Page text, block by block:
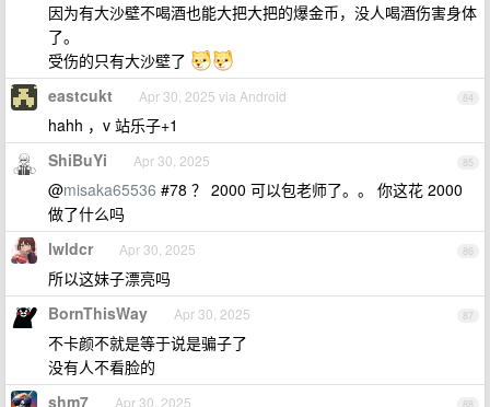
因为有大沙壁不喝酒也能大把大把的爆金币，没人喝酒伤害身体
了。
受伤的只有大沙壁了
84
eastcukt Apr 30, 2025 via Android
hahh ，v 站乐子+1
85
ShiBuYi Apr 30, 2025
@misaka65536 #78 ？ 2000 可以包老师了。。 你这花 2000
做了什么吗
86
lwldcr Apr 30, 2025
所以这妹子漂亮吗
87
BornThisWay Apr 30, 2025
不卡颜不就是等于说是骗子了
没有人不看脸的
shm7 Apr 30, 2025